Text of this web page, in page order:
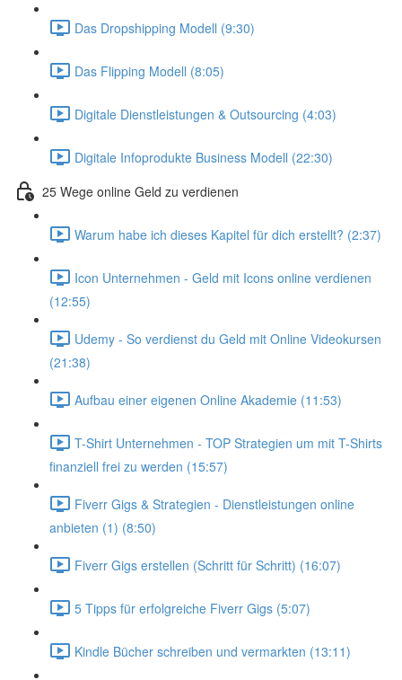
Das Dropshipping Modell (9:30)
Das Flipping Modell (8:05)
Digitale Dienstleistungen & Outsourcing (4:03)
Digitale Infoprodukte Business Modell (22:30)
25 Wege online Geld zu verdienen
Warum habe ich dieses Kapitel für dich erstellt? (2:37)
Icon Unternehmen - Geld mit Icons online verdienen
(12:55)
Udemy - So verdienst du Geld mit Online Videokursen
(21:38)
Aufbau einer eigenen Online Akademie (11:53)
T-Shirt Unternehmen - TOP Strategien um mit T-Shirts
finanziell frei zu werden (15:57)
Fiverr Gigs & Strategien - Dienstleistungen online
anbieten (1) (8:50)
Fiverr Gigs erstellen (Schritt für Schritt) (16:07)
5 Tipps für erfolgreiche Fiverr Gigs (5:07)
Kindle Bücher schreiben und vermarkten (13:11)